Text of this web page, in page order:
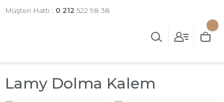
Müşteri Hattı : 0 212 522 98 38
Lamy Dolma Kalem